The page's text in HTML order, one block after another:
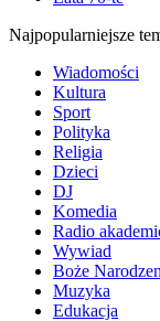
Najpopularniejsze
Wiadomości
Kultura
Sport
Polityka
Religia
Dzieci
DJ
Komedia
Radio
Wywiad
Boże
Muzyka
Edukacja